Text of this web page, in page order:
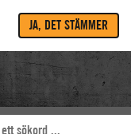
JA, DET STÄMMER